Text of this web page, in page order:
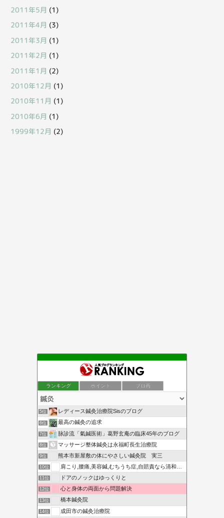
2011年5月 (1)
2011年4月 (3)
2011年3月 (1)
2011年2月 (1)
2011年1月 (2)
2010年12月 (1)
2010年11月 (1)
2010年6月 (1)
1999年12月 (2)
ランキング ポイント ブロ画
5位 レディース鍼灸治療院Sisのブログ
6位 最高の鍼灸の追求
7位 脉診流「氣鍼医術」葛野玄庵の臨床45年のブログ
8位 マッサージ整体鍼灸は永福町長生治療院
9位 熊本市新屋敷の体にやさしい鍼灸院 実三
10位 肩こり,腰痛,美容鍼,むちうち症,自賠責なら清和針灸接骨院
11位 ドアのノックはゆっくりと
12位 心と身体の両面から問題解決
13位 橋本鍼灸院
14位 成田市の鍼灸治療院